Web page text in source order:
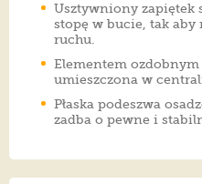
Usztywniony zapiętek
stopę w bucie, tak aby
ruchu.
Elementem ozdobnym
umieszczona w
Płaska podeszwa
zadba o pewne i